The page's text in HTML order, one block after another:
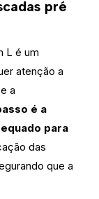
pré
L é um
atenção a
a
é a
para
das
que a